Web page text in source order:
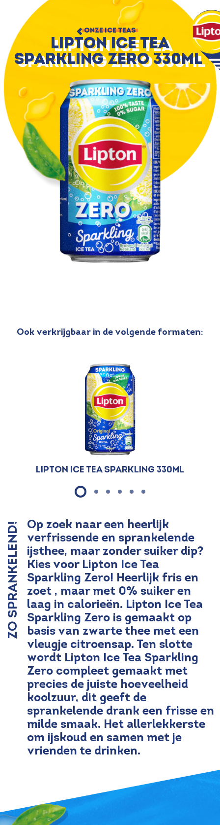
ONZE ICE TEAS
Lipton Ice Tea
Sparkling Zero 330ml
Ook verkrijgbaar in de volgende formaten:
Lipton Ice Tea Sparkling 330ml
ZO SPRANKELEND!
Op zoek naar een heerlijk
verfrissende en sprankelende
ijsthee, maar zonder suiker dip?
Kies voor Lipton Ice Tea
Sparkling Zero! Heerlijk fris en
zoet , maar met 0% suiker en
laag in calorieën. Lipton Ice Tea
Sparkling Zero is gemaakt op
basis van zwarte thee met een
vleugje citroensap. Ten slotte
wordt Lipton Ice Tea Sparkling
Zero compleet gemaakt met
precies de juiste hoeveelheid
koolzuur, dit geeft de
sprankelende drank een frisse en
milde smaak. Het allerlekkerste
om ijskoud en samen met je
vrienden te drinken.